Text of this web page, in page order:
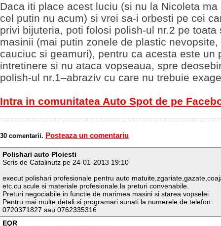
Daca iti place acest luciu (si nu la Nicoleta ma
cel putin nu acum) si vrei sa-i orbesti pe cei
privi bijuteria, poti folosi polish-ul nr.2 pe toata
masinii (mai putin zonele de plastic nevopsite,
cauciuc si geamuri), pentru ca acesta este un
intretinere si nu ataca vopseaua, spre
polish-ul nr.1–abraziv cu care nu trebuie
Intra in comunitatea Auto Spot de pe
30 comentarii. Posteaza un comentariu
Polishari auto Ploiesti
Scris de Catalinutz pe 24-01-2013 19:10
execut polishari profesionale pentru auto
etc.cu scule si materiale profesionale.la preturi convenabile.
Preturi negociabile in functie de marimea masini si starea vopselei.
Pentru mai multe detali si programari sunati la numerele de telefon:
0720371827 sau 0762335316
EQR